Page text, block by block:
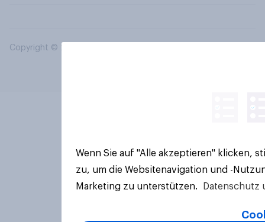
Copyright © 2026 YouGov PLC. Alle Rechte vorbehalten.
Wenn Sie auf "Alle akzeptieren" klicken,
zu, um die Websitenavigation und -
Marketing zu unterstützen.
Datenschutz